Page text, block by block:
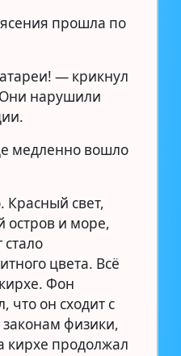
прошла по
— крикнул
нарушили
медленно вошло
Красный свет,
и море,
стало
цвета. Всё
Фон
он сходит с
физики,
кирхе продолжал